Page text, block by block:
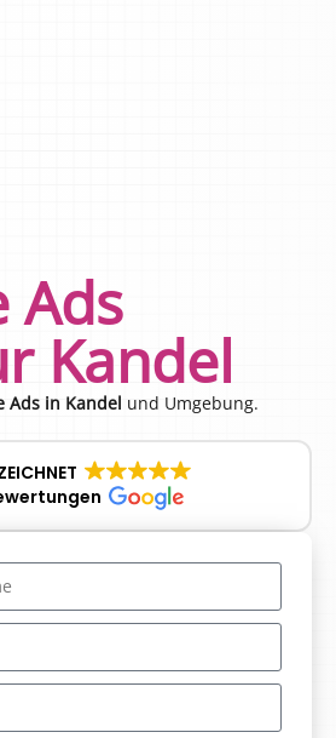
Ads
Kandel
Ads in Kandel und Umgebung.